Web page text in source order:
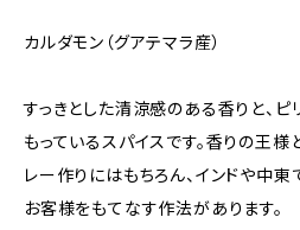
カルダモン（グアテマラ産）
すっきとした清涼感のある香りと、ピ
もっているスパイスです。香りの王様
レー作りにはもちろん、インドや中
お客様をもてなす作法があります。